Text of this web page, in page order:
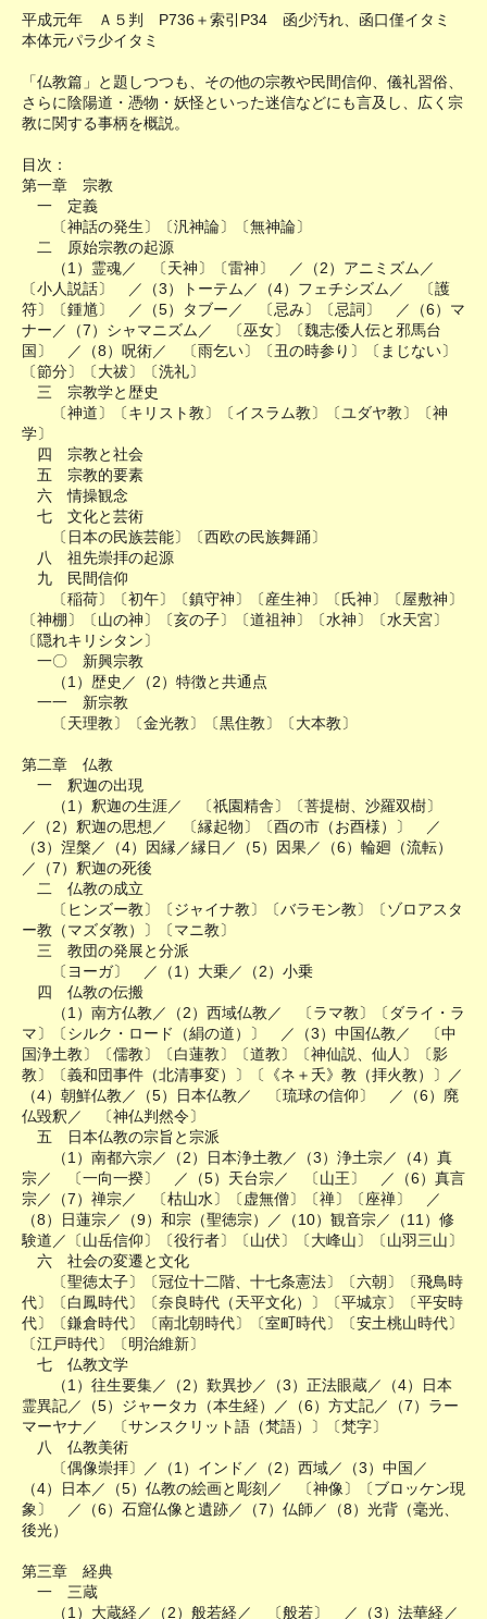
平成元年 Ａ５判 P736＋索引P34 函少汚れ、函口僅イタミ
本体元パラ少イタミ
「仏教篇」と題しつつも、その他の宗教や民間信仰、儀礼習俗、
さらに陰陽道・憑物・妖怪といった迷信などにも言及し、広く宗
教に関する事柄を概説。
目次：
第一章 宗教
一 定義
〔神話の発生〕〔汎神論〕〔無神論〕
二 原始宗教の起源
（1）霊魂／ 〔天神〕〔雷神〕 ／（2）アニミズム／
〔小人説話〕 ／（3）トーテム／（4）フェチシズム／ 〔護
符〕〔鍾馗〕 ／（5）タブー／ 〔忌み〕〔忌詞〕 ／（6）マ
ナー／（7）シャマニズム／ 〔巫女〕〔魏志倭人伝と邪馬台
国〕 ／（8）呪術／ 〔雨乞い〕〔丑の時参り〕〔まじない〕
〔節分〕〔大祓〕〔洗礼〕
三 宗教学と歴史
〔神道〕〔キリスト教〕〔イスラム教〕〔ユダヤ教〕〔神
学〕
四 宗教と社会
五 宗教的要素
六 情操観念
七 文化と芸術
〔日本の民族芸能〕〔西欧の民族舞踊〕
八 祖先崇拝の起源
九 民間信仰
〔稲荷〕〔初午〕〔鎮守神〕〔産生神〕〔氏神〕〔屋敷神〕
〔神棚〕〔山の神〕〔亥の子〕〔道祖神〕〔水神〕〔水天宮〕
〔隠れキリシタン〕
一〇 新興宗教
（1）歴史／（2）特徴と共通点
一一 新宗教
〔天理教〕〔金光教〕〔黒住教〕〔大本教〕
第二章 仏教
一 釈迦の出現
（1）釈迦の生涯／ 〔祇園精舎〕〔菩提樹、沙羅双樹〕
／（2）釈迦の思想／ 〔縁起物〕〔酉の市（お酉様）〕 ／
（3）涅槃／（4）因縁／縁日／（5）因果／（6）輪廻（流転）
／（7）釈迦の死後
二 仏教の成立
〔ヒンズー教〕〔ジャイナ教〕〔バラモン教〕〔ゾロアスタ
ー教（マズダ教）〕〔マニ教〕
三 教団の発展と分派
〔ヨーガ〕 ／（1）大乗／（2）小乗
四 仏教の伝搬
（1）南方仏教／（2）西域仏教／ 〔ラマ教〕〔ダライ・ラ
マ〕〔シルク・ロード（絹の道）〕 ／（3）中国仏教／ 〔中
国浄土教〕〔儒教〕〔白蓮教〕〔道教〕〔神仙説、仙人〕〔影
教〕〔義和団事件（北清事変）〕〔《ネ＋夭》教（拝火教）〕／
（4）朝鮮仏教／（5）日本仏教／ 〔琉球の信仰〕 ／（6）廃
仏毀釈／ 〔神仏判然令〕
五 日本仏教の宗旨と宗派
（1）南都六宗／（2）日本浄土教／（3）浄土宗／（4）真
宗／ 〔一向一揆〕 ／（5）天台宗／ 〔山王〕 ／（6）真言
宗／（7）禅宗／ 〔枯山水〕〔虚無僧〕〔禅〕〔座禅〕 ／
（8）日蓮宗／（9）和宗（聖徳宗）／（10）観音宗／（11）修
験道／〔山岳信仰〕〔役行者〕〔山伏〕〔大峰山〕〔山羽三山〕
六 社会の変遷と文化
〔聖徳太子〕〔冠位十二階、十七条憲法〕〔六朝〕〔飛鳥時
代〕〔白鳳時代〕〔奈良時代（天平文化）〕〔平城京〕〔平安時
代〕〔鎌倉時代〕〔南北朝時代〕〔室町時代〕〔安土桃山時代〕
〔江戸時代〕〔明治維新〕
七 仏教文学
（1）往生要集／（2）歎異抄／（3）正法眼蔵／（4）日本
霊異記／（5）ジャータカ（本生経）／（6）方丈記／（7）ラー
マーヤナ／ 〔サンスクリット語（梵語）〕〔梵字〕
八 仏教美術
〔偶像崇拝〕／（1）インド／（2）西域／（3）中国／
（4）日本／（5）仏教の絵画と彫刻／ 〔神像〕〔ブロッケン現
象〕 ／（6）石窟仏像と遺跡／（7）仏師／（8）光背（毫光、
後光）
第三章 経典
一 三蔵
（1）大蔵経／（2）般若経／ 〔般若〕 ／（3）法華経／